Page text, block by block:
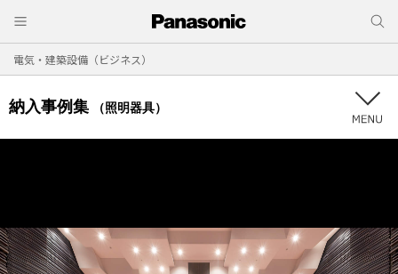
電気・建築設備（ビジネス）
納入事例集 （照明器具）